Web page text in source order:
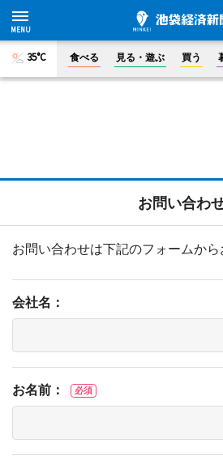
35°C 食べる 見る・遊ぶ 買う
お問い合わ
お問い合わせは下記のフォームから
会社名：
お名前： 必須